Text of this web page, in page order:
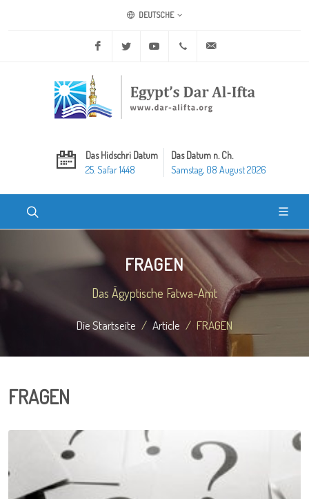
DEUTSCHE
Facebook Twitter Youtube +20 2 25970400
Das Hidschri Datum
25. Safar 1448
Das Datum n. Ch.
Samstag, 08 August 2026
FRAGEN
Das Ägyptische Fatwa-Amt
Die Startseite Article FRAGEN
FRAGEN